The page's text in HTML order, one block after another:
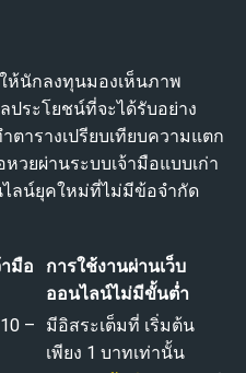
ห้นักลงทุนมองเห็นภาพ
ประโยชน์ที่จะได้รับอย่าง
ตารางเปรียบเทียบความแตก
วยผ่านระบบเจ้ามือแบบเก่า
ไลน์ยุคใหม่ที่ไม่มีข้อจำกัด
มือ
การใช้งานผ่านเว็บ
ออนไลน์ไม่มีขั้นต่ำ
–
มีอิสระเต็มที่ เริ่มต้น
เพียง 1 บาทเท่านั้น